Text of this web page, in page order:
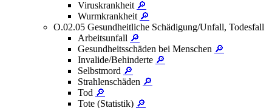
Viruskrankheit 🔎
Wurmkrankheit 🔎
O.02.05 Gesundheitliche Schädigung/Unfall, Todesfall
Arbeitsunfall 🔎
Gesundheitsschäden bei Menschen 🔎
Invalide/Behinderte 🔎
Selbstmord 🔎
Strahlenschäden 🔎
Tod 🔎
Tote (Statistik) 🔎